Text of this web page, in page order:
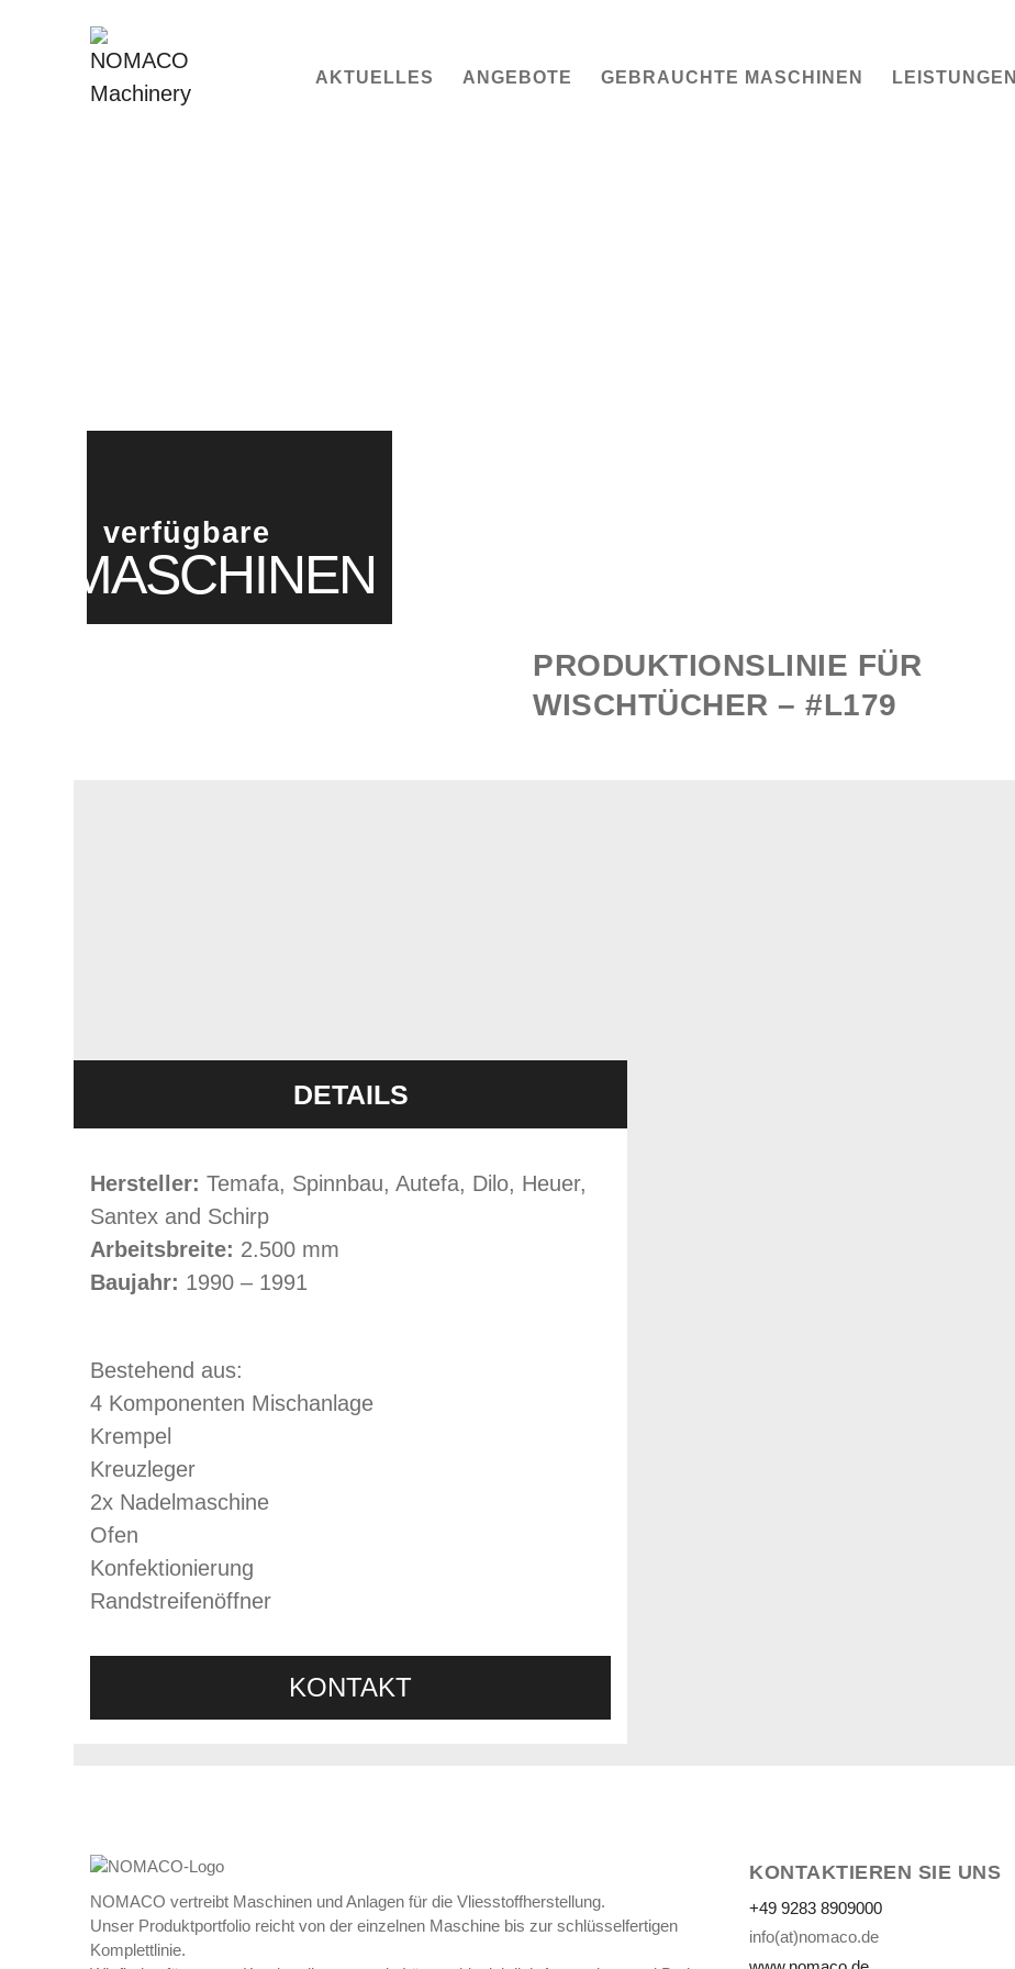
AKTUELLES ANGEBOTE GEBRAUCHTE MASCHINEN LEISTUNGEN
verfügbare
MASCHINEN
PRODUKTIONSLINIE FÜR
WISCHTÜCHER – #L179
DETAILS
Hersteller: Temafa, Spinnbau, Autefa, Dilo, Heuer,
Santex and Schirp
Arbeitsbreite: 2.500 mm
Baujahr: 1990 – 1991
Bestehend aus:
4 Komponenten Mischanlage
Krempel
Kreuzleger
2x Nadelmaschine
Ofen
Konfektionierung
Randstreifenöffner
KONTAKT
NOMACO vertreibt Maschinen und Anlagen für die Vliesstoffherstellung.
Unser Produktportfolio reicht von der einzelnen Maschine bis zur schlüsselfertigen
Komplettlinie.
KONTAKTIEREN SIE UNS
+49 9283 8909000
info(at)nomaco.de